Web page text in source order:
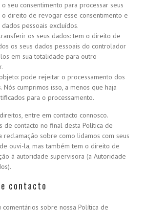
seu consentimento para processar seus
o direito de revogar esse consentimento e
pessoais excluídos.
os seus dados: tem o direito de
os seus dados pessoais do controlador
em sua totalidade para outro
pode rejeitar o processamento dos
Nós cumprimos isso, a menos que haja
para o processamento.
entre em contacto connosco.
de contacto no final desta Política de
reclamação sobre como lidamos com seus
ouvi-la, mas também tem o direito de
à autoridade supervisora (a Autoridade
contacto
sobre nossa Política de